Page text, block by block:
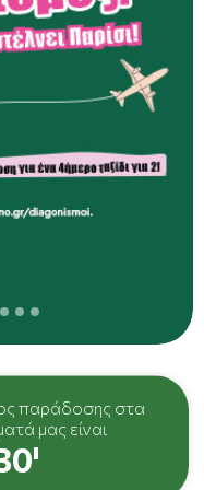
παράδοσης στα
μας είναι
παραλαβής στα
μας είναι